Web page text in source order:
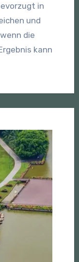
in
und
die
kann